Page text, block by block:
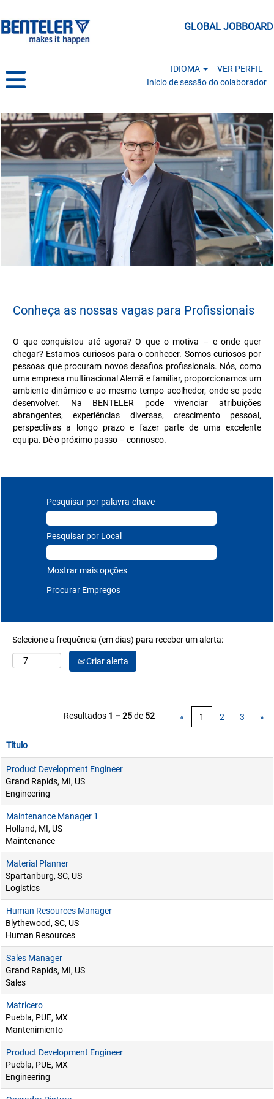
GLOBAL JOBBOARD
IDIOMA
VER PERFIL
Início de sessão do colaborador
Conheça as nossas vagas para Profissionais
O que conquistou até agora? O que o motiva – e onde quer
chegar? Estamos curiosos para o conhecer. Somos curiosos por
pessoas que procuram novos desafios profissionais. Nós, como
uma empresa multinacional Alemã e familiar, proporcionamos um
ambiente dinâmico e ao mesmo tempo acolhedor, onde se pode
desenvolver. Na BENTELER pode vivenciar atribuições
abrangentes, experiências diversas, crescimento pessoal,
perspectivas a longo prazo e fazer parte de uma excelente
equipa. Dê o próximo passo – connosco.
Pesquisar por palavra-chave
Pesquisar por Local
Mostrar mais opções
Selecione a frequência (em dias) para receber um alerta:
Criar alerta
Resultados 1 – 25de 52 « 1 2 3 »
Título
Product Development Engineer
Grand Rapids, MI, US
Engineering
Maintenance Manager 1
Holland, MI, US
Maintenance
Material Planner
Spartanburg, SC, US
Logistics
Human Resources Manager
Blythewood, SC, US
Human Resources
Sales Manager
Grand Rapids, MI, US
Sales
Matricero
Puebla, PUE, MX
Mantenimiento
Product Development Engineer
Puebla, PUE, MX
Engineering